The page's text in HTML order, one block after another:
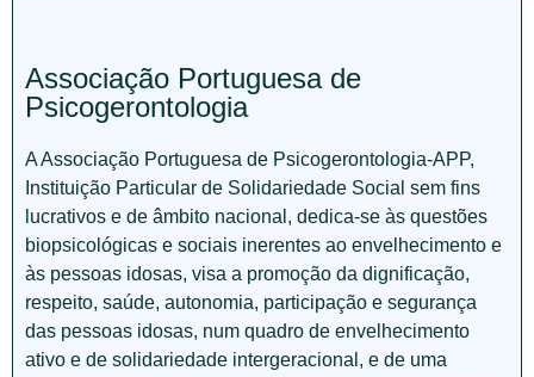
Associação Portuguesa de
Psicogerontologia
A Associação Portuguesa de Psicogerontologia-APP,
Instituição Particular de Solidariedade Social sem fins
lucrativos e de âmbito nacional, dedica-se às questões
biopsicológicas e sociais inerentes ao envelhecimento e
às pessoas idosas, visa a promoção da dignificação,
respeito, saúde, autonomia, participação e segurança
das pessoas idosas, num quadro de envelhecimento
ativo e de solidariedade intergeracional, e de uma